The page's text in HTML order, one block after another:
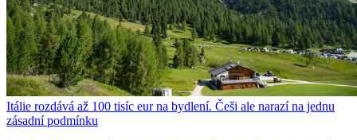
Itálie rozdává až 100 tisíc eur na bydlení. Češi ale narazí na jednu
zásadní podmínku